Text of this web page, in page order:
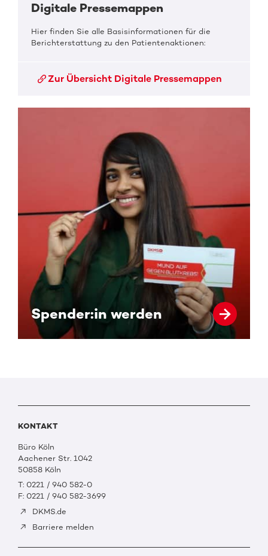
Digitale Pressemappen
Hier finden Sie alle Basisinformationen für die
Berichterstattung zu den Patientenaktionen:
Zur Übersicht Digitale Pressemappen
Spender:in werden
KONTAKT
Büro Köln
Aachener Str. 1042
50858 Köln
T: 0221 / 940 582-0
F: 0221 / 940 582-3699
DKMS.de
Barriere melden